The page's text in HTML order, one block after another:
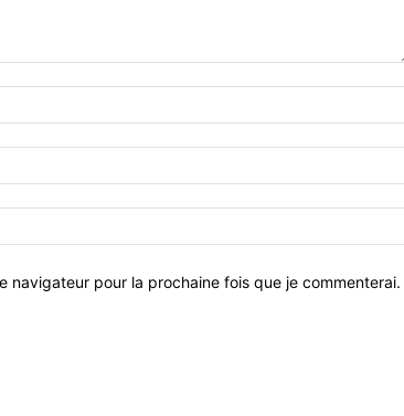
navigateur pour la prochaine fois que je commenterai.